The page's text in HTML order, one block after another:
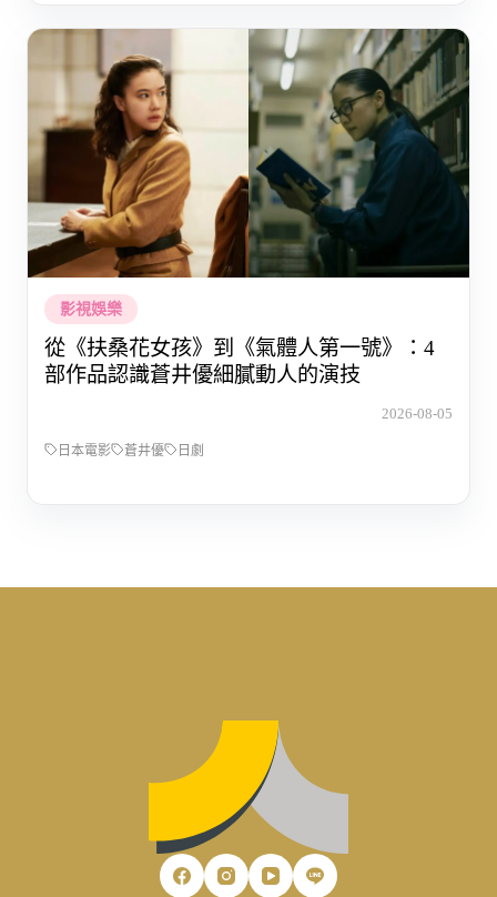
影視娛樂
從《扶桑花女孩》到《氣體人第一號》：4
部作品認識蒼井優細膩動人的演技
2026-08-05
日本電影 蒼井優 日劇